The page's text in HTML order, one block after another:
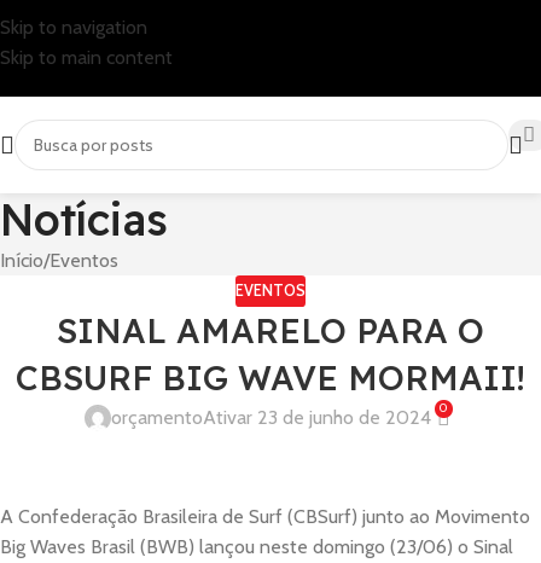
Skip to navigation
Skip to main content
Notícias
Início Eventos
EVENTOS
SINAL AMARELO PARA O
CBSURF BIG WAVE MORMAII!
orçamentoAtivar 23 de junho de 2024 0
A Confederação Brasileira de Surf (CBSurf) junto ao Movimento
Big Waves Brasil (BWB) lançou neste domingo (23/06) o Sinal